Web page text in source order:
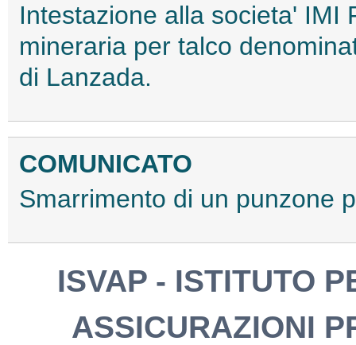
Intestazione alla societa' IMI
mineraria per talco
di Lanzada.
COMUNICATO
Smarrimento di un punzone
ISVAP - ISTITUTO
ASSICURAZIONI